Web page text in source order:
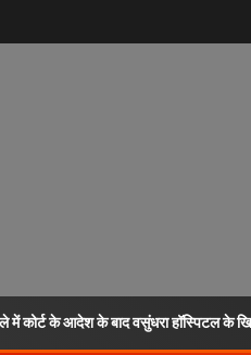
में कोर्ट के आदेश के बाद वसुंधरा हॉस्पिटल